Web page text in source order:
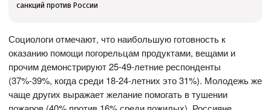
санкций против России
Социологи отмечают, что наибольшую готовность к
оказанию помощи погорельцам продуктами, вещами и
прочим демонстрируют 25-49-летние респонденты
(37%-39%, когда среди 18-24-летних это 31%). Молодежь же
чаще других выражает желание помогать в тушении